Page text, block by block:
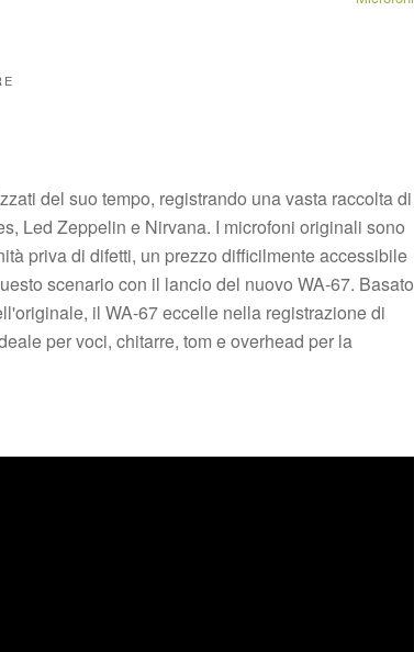
del suo tempo, registrando una vasta raccolta di
Led Zeppelin e Nirvana. I microfoni originali sono
priva di difetti, un prezzo difficilmente accessibile
scenario con il lancio del nuovo WA-67. Basato
il WA-67 eccelle nella registrazione di
per voci, chitarre, tom e overhead per la